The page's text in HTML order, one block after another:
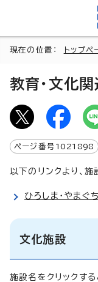
現在の位置： トップペ
教育・文化
ページ番号 1021898
以下のリンクより、
ひろしま・やまぐ
文化施設
施設名をクリックする